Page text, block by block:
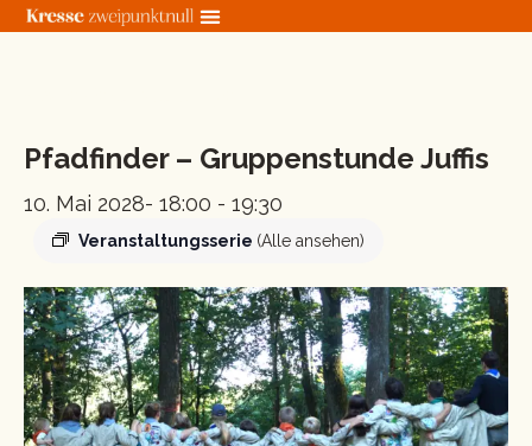
Zum
Pfadfinder – Gruppenstunde Juffis
10. Mai 2028- 18:00 - 19:30
Veranstaltungsserie (Alle ansehen)